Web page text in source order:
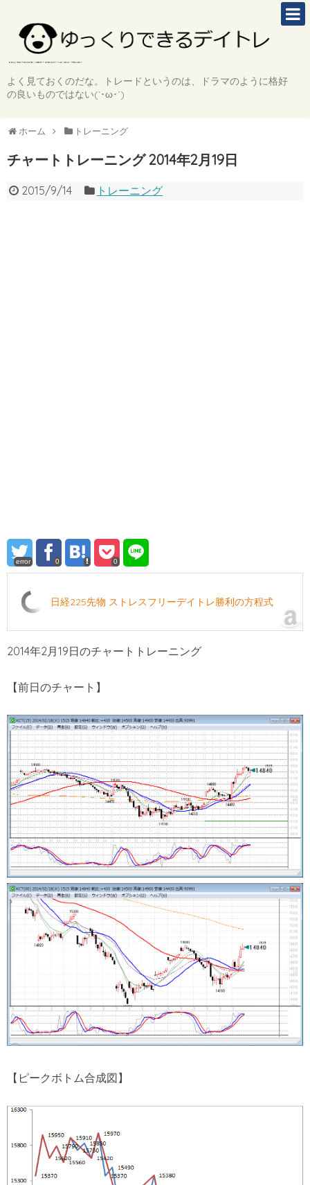
よく見ておくのだな。トレードというのは、ドラマのように格好
の良いものではない(`･ω･´)
ホーム トレーニング
チャートトレーニング 2014年2月19日
2015/9/14 トレーニング
error 0 0
日経225先物 ストレスフリーデイトレ勝利の方程式
2014年2月19日のチャートトレーニング
【前日のチャート】
【ピークボトム合成図】